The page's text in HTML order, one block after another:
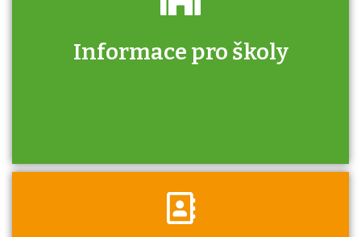
Informace pro školy
Zjistěte, jak se přihlásit ke zkoušce a kde